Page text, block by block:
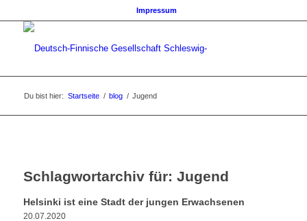
Impressum
Du bist hier: Startseite / blog / Jugend
Schlagwortarchiv für: Jugend
Helsinki ist eine Stadt der jungen Erwachsenen
20.07.2020